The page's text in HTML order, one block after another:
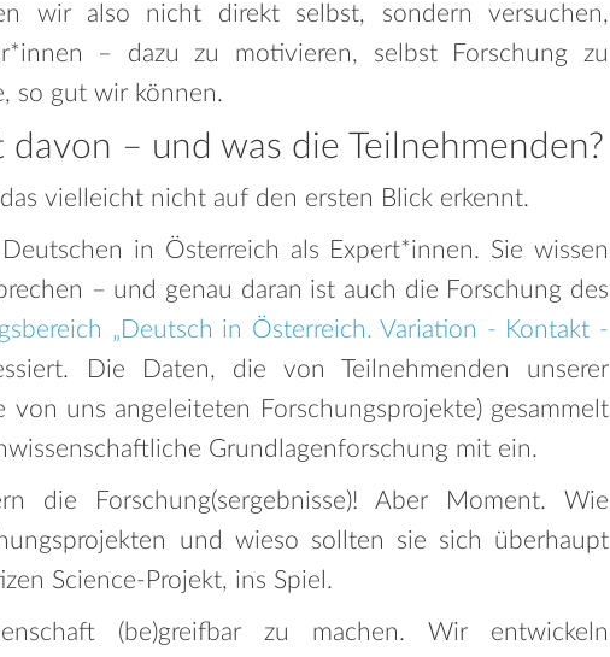
wir also nicht direkt selbst, sondern versuchen,
– dazu zu motivieren, selbst Forschung zu
so gut wir können.
– und was die Teilnehmenden?
vielleicht nicht auf den ersten Blick erkennt.
in Österreich als Expert*innen. Sie wissen
– und genau daran ist auch die Forschung des
„Deutsch in Österreich. Variation - Kontakt -
Die Daten, die von Teilnehmenden unserer
uns angeleiteten Forschungsprojekte) gesammelt
Grundlagenforschung mit ein.
die Forschung(sergebnisse)! Aber Moment. Wie
und wieso sollten sie sich überhaupt
Science-Projekt, ins Spiel.
(be)greifbar zu machen. Wir entwickeln